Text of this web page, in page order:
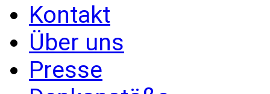
Kontakt
Über uns
Presse